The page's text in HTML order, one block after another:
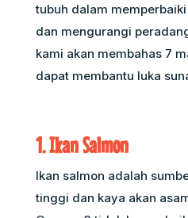
tubuh dalam
dan mengurangi
kami akan membahas 7
dapat membantu luka
1. Ikan Salmon
Ikan salmon adalah
tinggi dan kaya akan